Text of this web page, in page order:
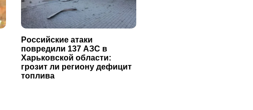
Российские атаки
повредили 137 АЗС в
Харьковской области:
грозит ли региону дефицит
топлива